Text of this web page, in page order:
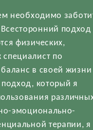
необходимо
подход
физических,
по
в своей жизни
подход, который я
эмоционально-
терапии, я